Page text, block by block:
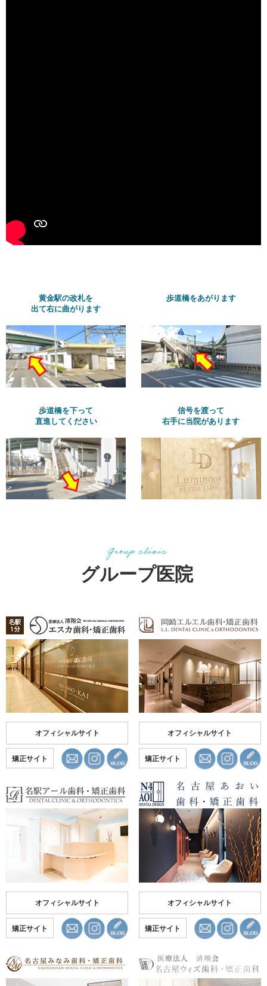
黄金駅の改札を
出て右に曲がります
歩道橋をあがります
歩道橋を下って
直進してください
信号を渡って
右手に当院があります
グループ医院
オフィシャルサイト
矯正サイト
オフィシャルサイト
矯正サイト
オフィシャルサイト
矯正サイト
オフィシャルサイト
矯正サイト